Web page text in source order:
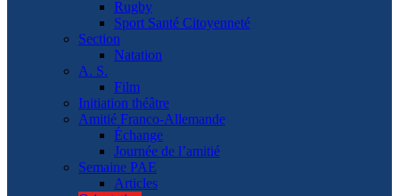
Rugby
Sport Santé Citoyenneté
Section
Natation
A. S.
Film
Initiation théâtre
Amitié Franco-Allemande
Échange
Journée de l’amitié
Semaine PAE
Articles